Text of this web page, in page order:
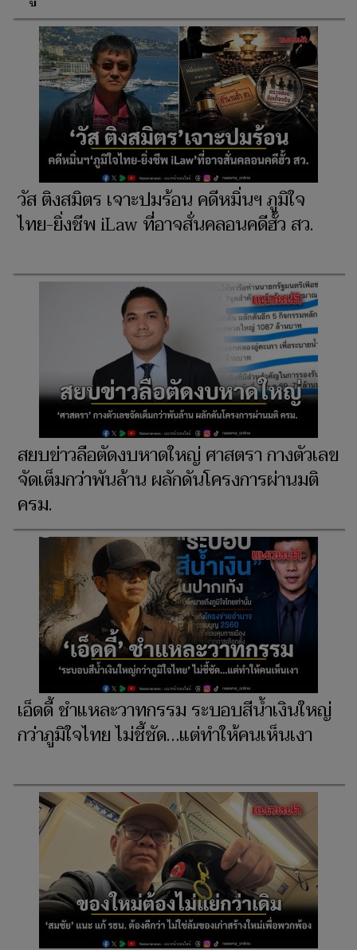
วัส ติงสมิตร เจาะปมร้อน คดีหมิ่นฯ ภูมิใจ
ไทย-ยิ่งชีพ iLaw ที่อาจสั่นคลอนคดีฮั้ว สว.
สยบข่าวลือตัดงบหาดใหญ่ ศาสตรา กางตัวเลข
จัดเต็มกว่าพันล้าน ผลักดันโครงการผ่านมติ
ครม.
เอ็ดดี้ ชำแหละวาทกรรม ระบอบสีน้ำเงินใหญ่
กว่าภูมิใจไทย ไม่ชี้ชัด…แต่ทำให้คนเห็นเงา